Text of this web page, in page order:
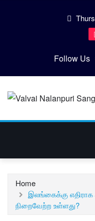
Follow Us
Home
இலங்கைக்கு
நிறைவேற்ற உள்ளது?